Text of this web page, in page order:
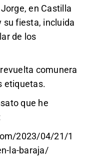
en Castilla
su fiesta, incluida
de los
comunera
etiquetas.
que he
2023/04/21/1
la-baraja/